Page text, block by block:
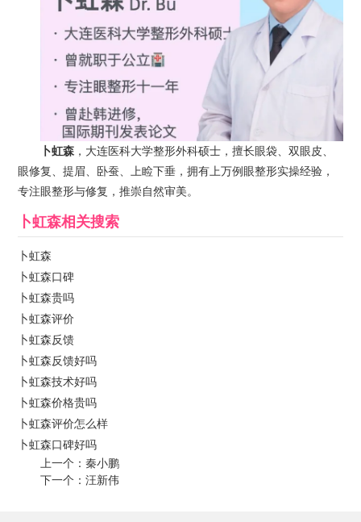
卜虹森 ，大连医科大学整形外科硕士，擅长眼袋、双眼皮、
眼修复、提眉、卧蚕、上睑下垂，拥有上万例眼整形实操经验，
专注眼整形与修复，推崇自然审美。
卜虹森相关搜索
卜虹森
卜虹森口碑
卜虹森贵吗
卜虹森评价
卜虹森反馈
卜虹森反馈好吗
卜虹森技术好吗
卜虹森价格贵吗
卜虹森评价怎么样
卜虹森口碑好吗
上一个：秦小鹏
下一个：汪新伟